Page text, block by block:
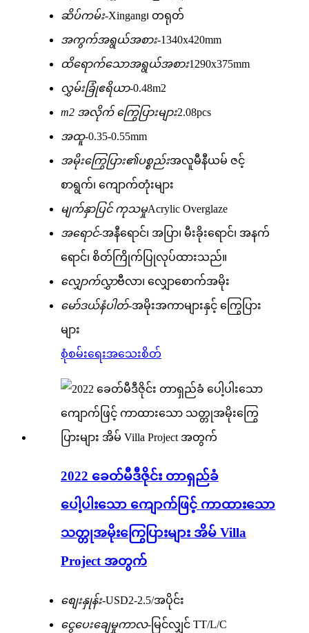
ဆိပ်ကမ်း-Xingang၊ တရုတ်
အကွက်အရွယ်အစား-1340x420mm
ထိရောက်သောအရွယ်အစား1290x375mm
လွှမ်းခြုံဧရိယာ-0.48m2
m2 အလိုက် ကြွေပြားများ2.08pcs
အထူ-0.35-0.55mm
အမိုးကြွေပြား၏ပစ္စည်းအလူမီနီယမ် ဇင့်
စာရွက်၊ ကျောက်တုံးများ
မျက်နှာပြင် ကုသမှုAcrylic Overglaze
အရောင်-အနီရောင်၊ အပြာ၊ မီးခိုးရောင်၊ အနက်
ရောင်၊ စိတ်ကြိုက်ပြုလုပ်ထားသည်။
လျှောက်လွှာဗီလာ၊ လျှောစောက်အမိုး
မော်ဒယ်နံပါတ်-အမိုးအကာများနှင့် ကြွေပြား
များ
စုံစမ်းရေးအသေးစိတ်
2022 ခေတ်မီဒီဇိုင်း တာရှည်ခံ
ပေါ့ပါးသော ကျောက်ဖြင့် ကာထားသော
သတ္တုအမိုးကြွေပြားများ အိမ် Villa
Project အတွက်
စျေးနှုန်း-USD2-2.5/အပိုင်း
ငွေပေးချေမှုကာလ- မြင်လျှင် TT/L/C